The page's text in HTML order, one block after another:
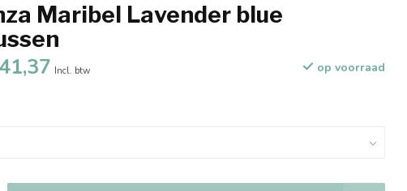
Maribel Lavender blue
Incl. btw op voorraad